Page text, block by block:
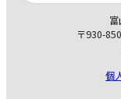
〒930-
個